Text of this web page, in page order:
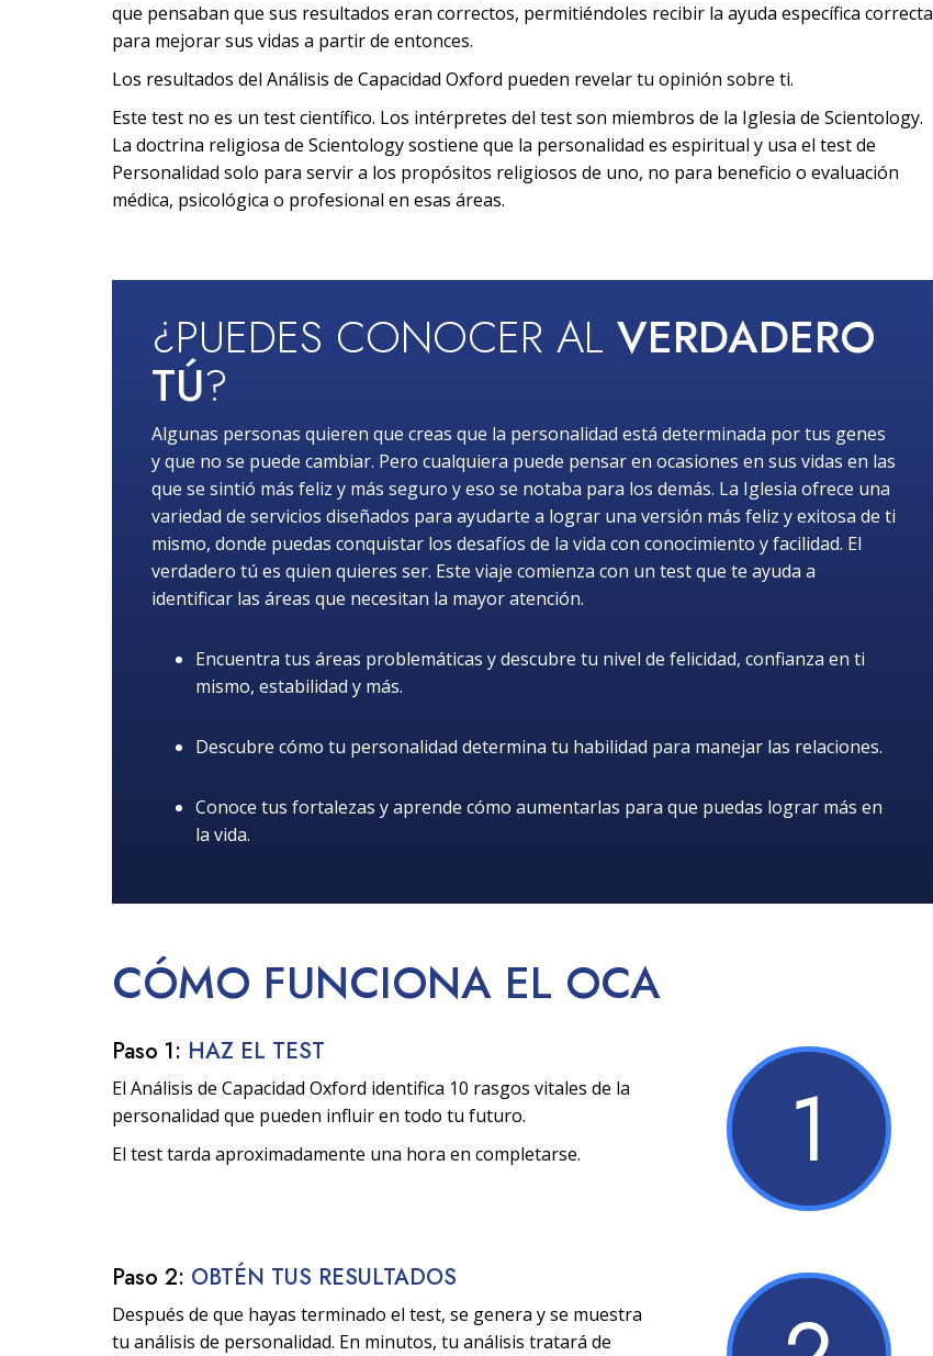
que pensaban que sus resultados eran correctos, permitiéndoles recibir la ayuda específica correcta
para mejorar sus vidas a partir de entonces.
Los resultados del Análisis de Capacidad Oxford pueden revelar tu opinión sobre ti.
Este test no es un test científico. Los intérpretes del test son miembros de la Iglesia de Scientology.
La doctrina religiosa de Scientology sostiene que la personalidad es espiritual y usa el test de
Personalidad solo para servir a los propósitos religiosos de uno, no para beneficio o evaluación
médica, psicológica o profesional en esas áreas.
¿PUEDES CONOCER AL VERDADERO
TÚ?
Algunas personas quieren que creas que la personalidad está determinada por tus genes
y que no se puede cambiar. Pero cualquiera puede pensar en ocasiones en sus vidas en las
que se sintió más feliz y más seguro y eso se notaba para los demás. La Iglesia ofrece una
variedad de servicios diseñados para ayudarte a lograr una versión más feliz y exitosa de ti
mismo, donde puedas conquistar los desafíos de la vida con conocimiento y facilidad. El
verdadero tú es quien quieres ser. Este viaje comienza con un test que te ayuda a
identificar las áreas que necesitan la mayor atención.
Encuentra tus áreas problemáticas y descubre tu nivel de felicidad, confianza en ti
mismo, estabilidad y más.
Descubre cómo tu personalidad determina tu habilidad para manejar las relaciones.
Conoce tus fortalezas y aprende cómo aumentarlas para que puedas lograr más en
la vida.
CÓMO FUNCIONA EL OCA
Paso 1: HAZ EL TEST
El Análisis de Capacidad Oxford identifica 10 rasgos vitales de la
personalidad que pueden influir en todo tu futuro.
El test tarda aproximadamente una hora en completarse.
1
Paso 2: OBTÉN TUS RESULTADOS
Después de que hayas terminado el test, se genera y se muestra
tu análisis de personalidad. En minutos, tu análisis tratará de